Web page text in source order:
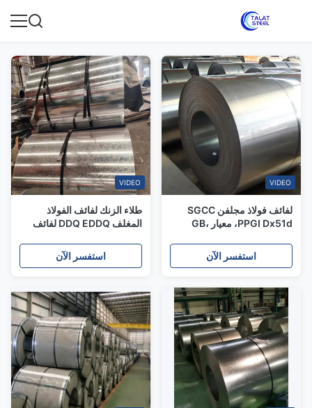
VIDEO
لفائف فولاذ مجلفن SGCC
PPGI Dx51d، معيار GB،
استفسر الآن
VIDEO
طلاء الزنك لفائف الفولاذ
المغلف DDQ EDDQ لفائف
سمك
استفسر الآن